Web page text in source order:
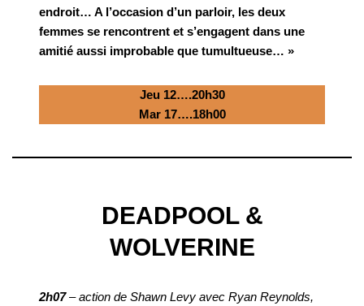
endroit… A l’occasion d’un parloir, les deux
femmes se rencontrent et s’engagent dans une
amitié aussi improbable que tumultueuse… »
Jeu 12….20h30
Mar 17….18h00
DEADPOOL &
WOLVERINE
2h07– action de Shawn Levy avec Ryan Reynolds,